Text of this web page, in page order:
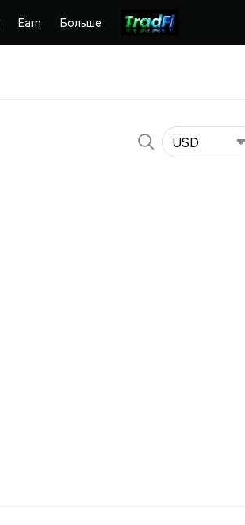
Earn Больше
USD